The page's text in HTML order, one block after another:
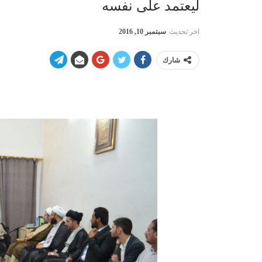
ليعتمد على نفسه
اخر تحديث سبتمبر 10, 2016
شارك